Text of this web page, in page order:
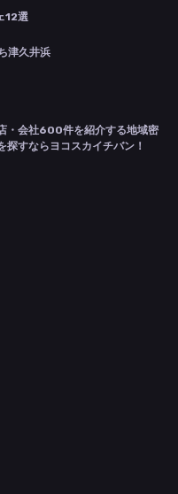
12選
津久井浜
・会社600件を紹介する地域密
すならヨコスカイチバン！